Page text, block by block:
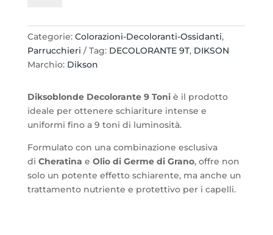
500gr.
quantità
Categorie: Colorazioni-Decoloranti-Ossidanti,
Parrucchieri
Tag: DECOLORANTE 9T, DIKSON
Marchio: Dikson
Diksoblonde Decolorante 9 Toniè il prodotto
ideale per ottenere schiariture intense e
uniformi fino a 9 toni di luminosità.
Formulato con una combinazione esclusiva
di Cheratina e Olio di Germe di Grano, offre non
solo un potente effetto schiarente, ma anche un
trattamento nutriente e protettivo per i capelli.